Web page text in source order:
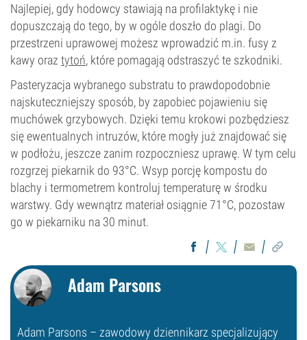
Najlepiej, gdy hodowcy stawiają na profilaktykę i nie
dopuszczają do tego, by w ogóle doszło do plagi. Do
przestrzeni uprawowej możesz wprowadzić m.in. fusy z
kawy oraz tytoń, które pomagają odstraszyć te szkodniki.
Pasteryzacja wybranego substratu to prawdopodobnie
najskuteczniejszy sposób, by zapobiec pojawieniu się
muchówek grzybowych. Dzięki temu krokowi pozbędziesz
się ewentualnych intruzów, które mogły już znajdować się
w podłożu, jeszcze zanim rozpoczniesz uprawę. W tym celu
rozgrzej piekarnik do 93°C. Wsyp porcję kompostu do
blachy i termometrem kontroluj temperaturę w środku
warstwy. Gdy wewnątrz materiał osiągnie 71°C, pozostaw
go w piekarniku na 30 minut.
Adam Parsons
Adam Parsons – zawodowy dziennikarz specjalizujący